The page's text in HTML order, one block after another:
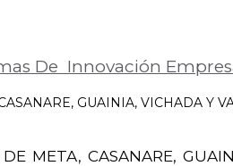
De Innovación
GUAINIA, VICHADA Y
META, CASANARE,